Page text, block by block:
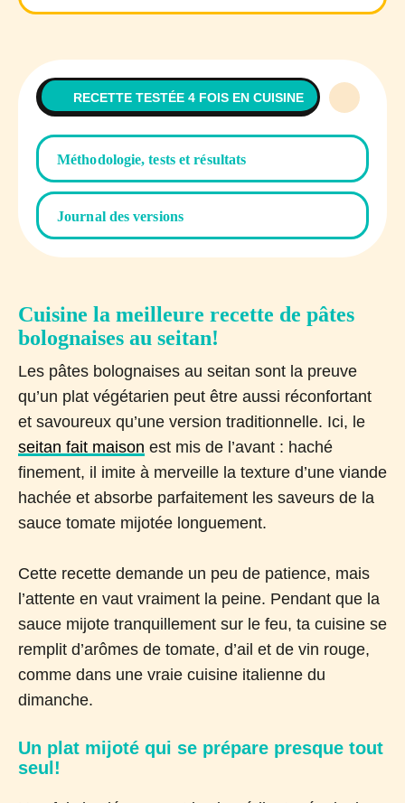
RECETTE TESTÉE 4 FOIS EN CUISINE
Méthodologie, tests et résultats
Journal des versions
Cuisine la meilleure recette de pâtes
bolognaises au seitan!
Les pâtes bolognaises au seitan sont la preuve
qu’un plat végétarien peut être aussi réconfortant
et savoureux qu’une version traditionnelle. Ici, le
seitan fait maison est mis de l’avant : haché
finement, il imite à merveille la texture d’une viande
hachée et absorbe parfaitement les saveurs de la
sauce tomate mijotée longuement.
Cette recette demande un peu de patience, mais
l’attente en vaut vraiment la peine. Pendant que la
sauce mijote tranquillement sur le feu, ta cuisine se
remplit d’arômes de tomate, d’ail et de vin rouge,
comme dans une vraie cuisine italienne du
dimanche.
Un plat mijoté qui se prépare presque tout
seul!